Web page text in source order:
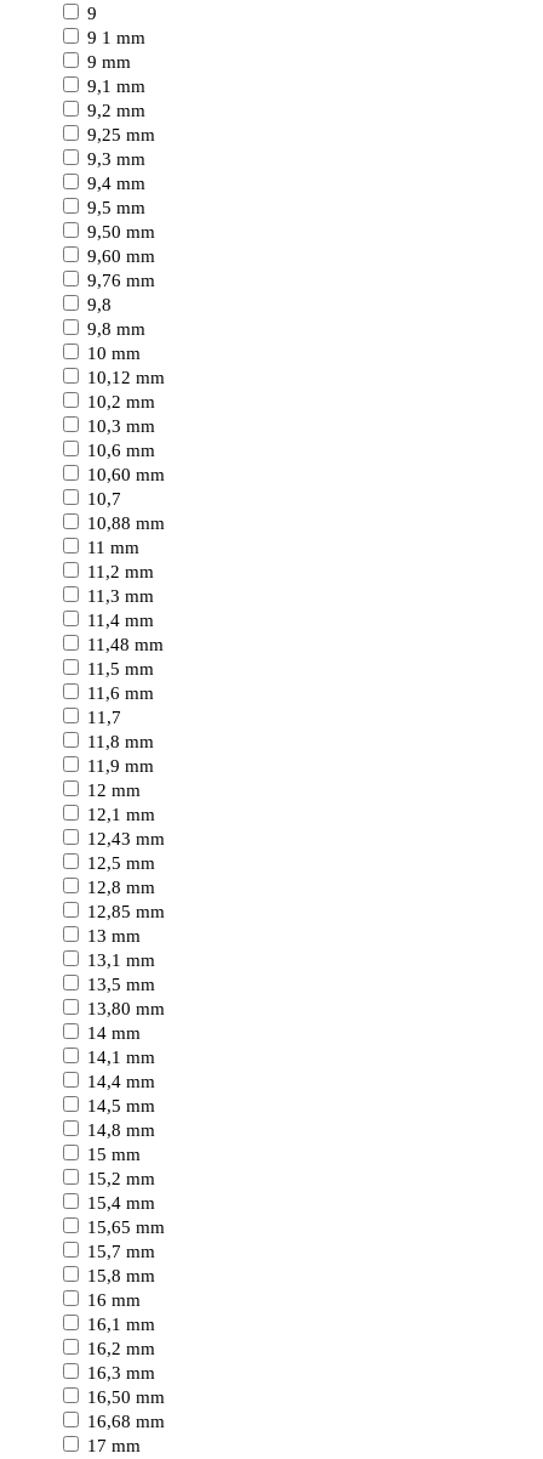
9
9 1 mm
9 mm
9,1 mm
9,2 mm
9,25 mm
9,3 mm
9,4 mm
9,5 mm
9,50 mm
9,60 mm
9,76 mm
9,8
9,8 mm
10 mm
10,12 mm
10,2 mm
10,3 mm
10,6 mm
10,60 mm
10,7
10,88 mm
11 mm
11,2 mm
11,3 mm
11,4 mm
11,48 mm
11,5 mm
11,6 mm
11,7
11,8 mm
11,9 mm
12 mm
12,1 mm
12,43 mm
12,5 mm
12,8 mm
12,85 mm
13 mm
13,1 mm
13,5 mm
13,80 mm
14 mm
14,1 mm
14,4 mm
14,5 mm
14,8 mm
15 mm
15,2 mm
15,4 mm
15,65 mm
15,7 mm
15,8 mm
16 mm
16,1 mm
16,2 mm
16,3 mm
16,50 mm
16,68 mm
17 mm